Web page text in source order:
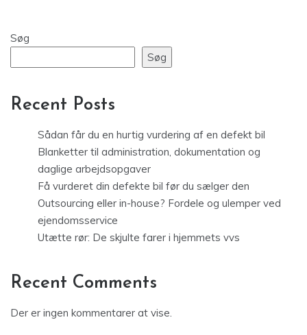
Søg
Søg
Recent Posts
Sådan får du en hurtig vurdering af en defekt bil
Blanketter til administration, dokumentation og
daglige arbejdsopgaver
Få vurderet din defekte bil før du sælger den
Outsourcing eller in-house? Fordele og ulemper ved
ejendomsservice
Utætte rør: De skjulte farer i hjemmets vvs
Recent Comments
Der er ingen kommentarer at vise.